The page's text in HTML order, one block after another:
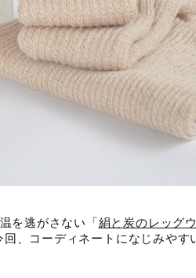
を逃がさない「 絹と炭のレッグ
、コーディネートになじみやす